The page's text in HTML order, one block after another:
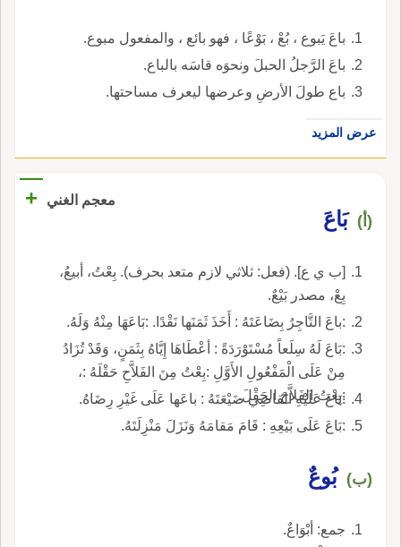
باعَ يَبوع ، بُعْ ، بَوْعًا ، فهو بائع ، والمفعول مبوع.
باعَ الرَّجلُ الحبلَ ونحوَه قاسَه بالباع.
باع طولَ الأرضِ وعرضها ليعرف مساحتها.
عرض المزيد
معجم الغني +
(أ) بَاعَ
[ب ي ع]. (فعل: ثلاثي لازم متعد بحرف). بِعْتُ، أبيعُ،
بِعْ، مصدر بَيْعٌ.
:باعَ التَّاجِرُ بِضَاعَتَهُ : أَخَذَ ثَمَنَها نَقْدًا. :بَاعَهَا مِنْهُ وَلَهُ.
:بَاعَ لَهُ سِلَعاً مُسْتَوْرَدَةً : أعْطَاهَا إِيَّاهُ بِثَمَنٍ، وَقَدْ تُزَادُ
مِنْ عَلَى الْمَفْعُولِ الأَوَّلِ :بِعْتُ مِنَ الفَلاَّحِ حَقْلَهُ :،
:بِعْتُ الفَلاَّحَ الحَقْلَ.
:بَاعَ عَلَيْهِ القاضِي ضَيْعَتَهُ : باعَها عَلَى غَيْرِ رِضَاهُ.
:بَاعَ عَلَى بَيْعِهِ : قَامَ مَقامَهُ وَنَزَلَ مَنْزِلَتَهُ.
(ب) بُوعٌ
جمع: أبْوَاعٌ.